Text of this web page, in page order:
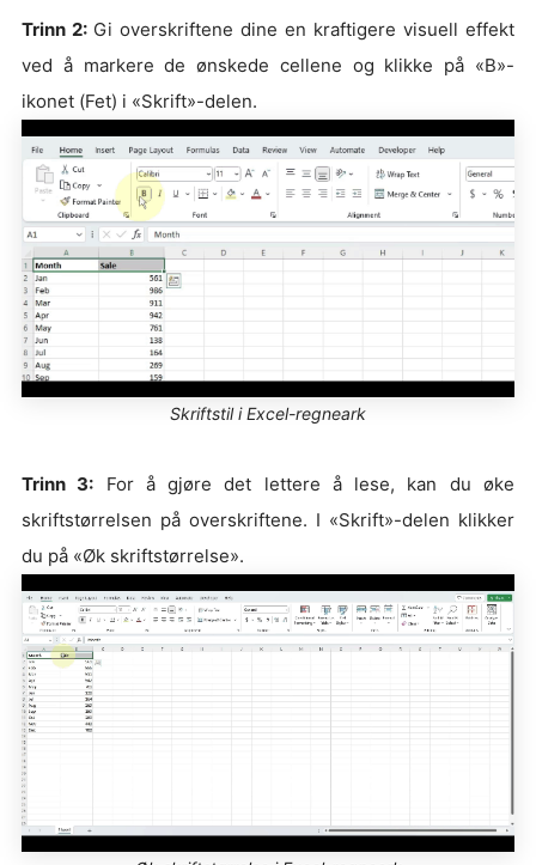
Trinn 2: Gi overskriftene dine en kraftigere visuell effekt
ved å markere de ønskede cellene og klikke på «B»-
ikonet (Fet) i «Skrift»-delen.
Skriftstil i Excel-regneark
Trinn 3: For å gjøre det lettere å lese, kan du øke
skriftstørrelsen på overskriftene. I «Skrift»-delen klikker
du på «Øk skriftstørrelse».